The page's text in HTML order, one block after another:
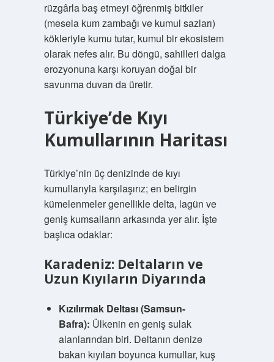
rüzgârla baş etmeyi öğrenmiş bitkiler
(mesela kum zambağı ve kumul sazları)
kökleriyle kumu tutar, kumul bir ekosistem
olarak nefes alır. Bu döngü, sahilleri dalga
erozyonuna karşı koruyan doğal bir
savunma duvarı da üretir.
Türkiye’de Kıyı
Kumullarının Haritası
Türkiye’nin üç denizinde de kıyı
kumullarıyla karşılaşırız; en belirgin
kümelenmeler genellikle delta, lagün ve
geniş kumsalların arkasında yer alır. İşte
başlıca odaklar:
Karadeniz: Deltaların ve
Uzun Kıyıların Diyarında
Kızılırmak Deltası (Samsun-
Bafra): Ülkenin en geniş sulak
alanlarından biri. Deltanın denize
bakan kıyıları boyunca kumullar, kuş